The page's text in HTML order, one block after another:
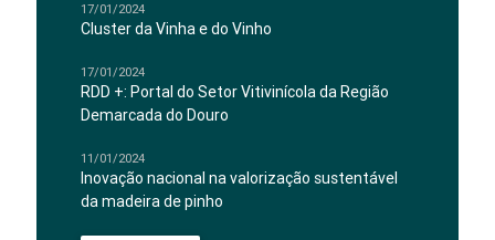
17/01/2024
Cluster da Vinha e do Vinho
17/01/2024
RDD +: Portal do Setor Vitivinícola da Região
Demarcada do Douro
11/01/2024
Inovação nacional na valorização sustentável
da madeira de pinho